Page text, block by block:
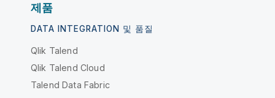
제품
DATA INTEGRATION 및 품질
Qlik Talend
Qlik Talend Cloud
Talend Data Fabric